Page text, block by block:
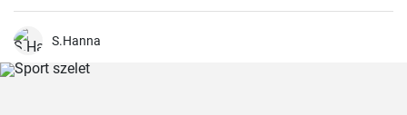
mindig türelmetlenül várja, de megéri kivárni, hogy minden réteg
végeredmény!
S.Hanna